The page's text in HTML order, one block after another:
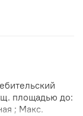
площадью до:
; Макс.